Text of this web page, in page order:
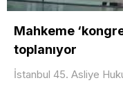
Mahkeme
toplanıyor
İstanbul 45. Asliye